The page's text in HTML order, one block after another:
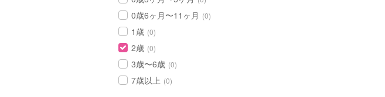
0歳6ヶ月〜11ヶ月 (0)
1歳 (0)
2歳 (0)
3歳〜6歳 (0)
7歳以上 (0)